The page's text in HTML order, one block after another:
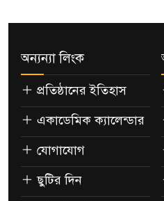
অন্যন্যা লিংক
প্রতিষ্ঠানের ইতিহাস
একাডেমিক ক্যালেন্ডার
যোগাযোগ
ছুটির দিন